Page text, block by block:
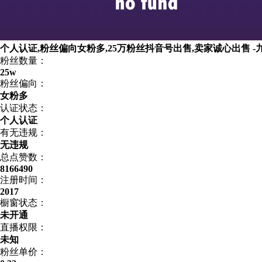
个人认证,粉丝偏向女粉多,25万粉丝抖音号出售,卖家诚心出售 -
粉丝数量：
25w
粉丝偏向：
女粉多
认证状态：
个人认证
有无违规：
无违规
总点赞数：
8166490
注册时间：
2017
橱窗状态：
未开通
直播权限：
未知
粉丝单价：